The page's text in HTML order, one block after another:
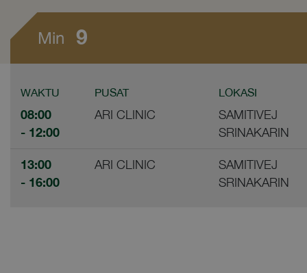
Min 9
WAKTU PUSAT LOKASI
08:00
- 12:00
ARI CLINIC
SAMITIVEJ
SRINAKARIN
13:00
- 16:00
ARI CLINIC
SAMITIVEJ
SRINAKARIN